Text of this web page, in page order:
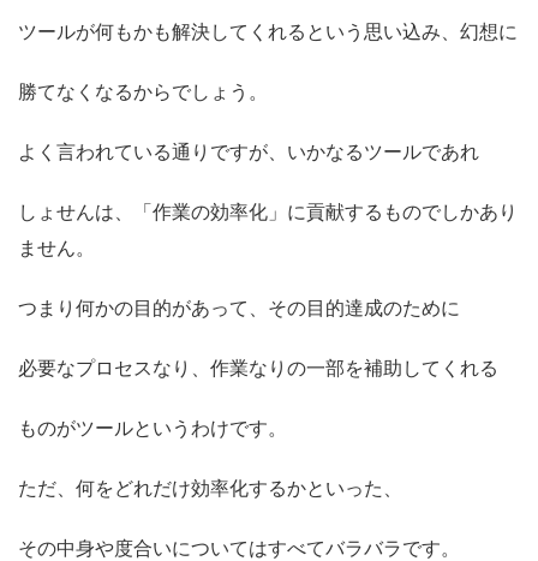
ツールが何もかも解決してくれるという思い込み、幻想に
勝てなくなるからでしょう。
よく言われている通りですが、いかなるツールであれ
しょせんは、「作業の効率化」に貢献するものでしかあり
ません。
つまり何かの目的があって、その目的達成のために
必要なプロセスなり、作業なりの一部を補助してくれる
ものがツールというわけです。
ただ、何をどれだけ効率化するかといった、
その中身や度合いについてはすべてバラバラです。